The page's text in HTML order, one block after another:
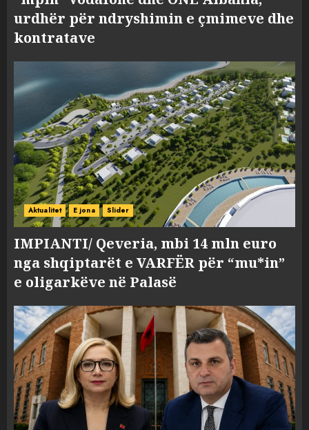
urdhër për ndryshimin e çmimeve dhe
kontratave
Aktualitet E jona Slider
IMPIANTI/ Qeveria, mbi 14 mln euro
nga shqiptarët e VARFËR për “mu*in”
e oligarkëve në Palasë